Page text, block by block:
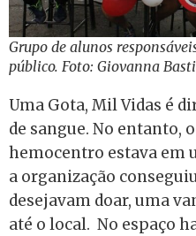
Grupo de alunos
público. Foto: Giovanna
Uma Gota, Mil Vidas é
de sangue. No entanto,
hemocentro estava em
a organização
desejavam doar, uma
até o local. No espaço